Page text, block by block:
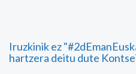
Iruzkinik ez
hartzera deitu dute